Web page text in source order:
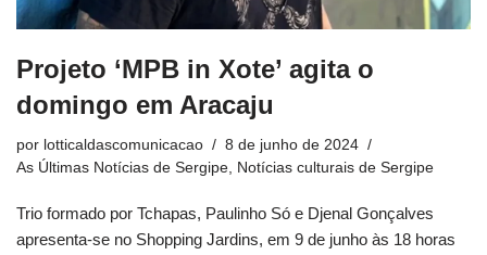
Projeto ‘MPB in Xote’ agita o
domingo em Aracaju
por lotticaldascomunicacao
8 de junho de 2024
As Últimas Notícias de Sergipe, Notícias culturais de Sergipe
Trio formado por Tchapas, Paulinho Só e Djenal Gonçalves
apresenta-se no Shopping Jardins, em 9 de junho às 18 horas